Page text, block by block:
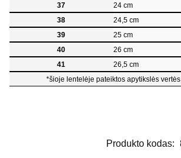
37
24 cm
38
24,5 cm
39
25 cm
40
26 cm
41
26,5 cm
*šioje lentelėje pateiktos apytikslės vertės
Produkto kodas: